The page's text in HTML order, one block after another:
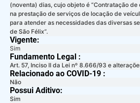
(noventa) dias, cujo objeto é “Contratação
na prestação de serviços de locação de
para atender as necessidades das diversas
de São Félix”.
Vigente:
Sim
Fundamento Legal :​
Art. 57, Inciso II da Lei nº 8.666/93 e
Relacionado ao COVID-19 :​
Não
Possui Aditivo:​
Sim